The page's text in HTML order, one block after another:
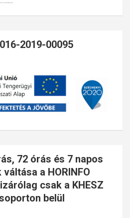
2019-00095
72 órás és 7 napos
a HORINFO
csak a KHESZ
belül